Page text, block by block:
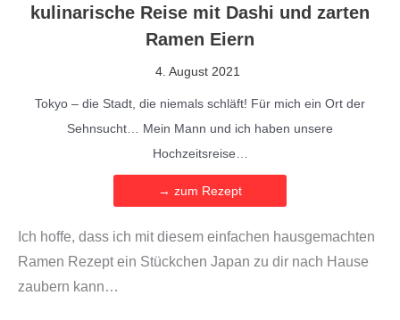
n
g
e
kulinarische Reise mit Dashi und zarten
Ramen Eiern
4. August 2021
Tokyo – die Stadt, die niemals schläft! Für mich ein Ort der
Sehnsucht… Mein Mann und ich haben unsere
Hochzeitsreise…
→ zum Rezept
Ich hoffe, dass ich mit diesem einfachen hausgemachten
Ramen Rezept ein Stückchen Japan zu dir nach Hause
zaubern kann…